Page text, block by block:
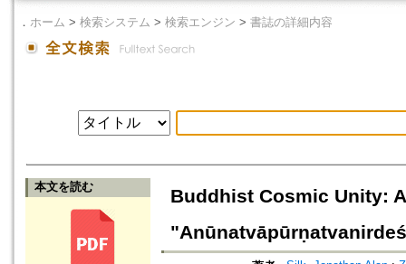
． ホーム > 検索システム > 検索エンジン > 書誌の詳細内容
本文を読む
Buddhist Cosmic Unity: